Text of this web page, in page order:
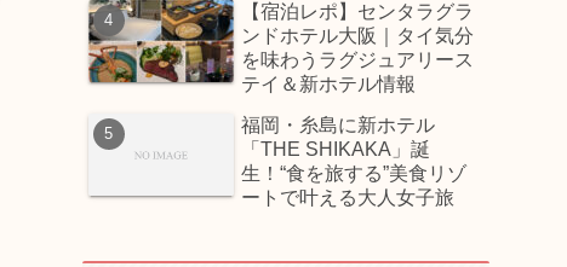
【宿泊レポ】センタラグラ
ンドホテル大阪｜タイ気分
を味わうラグジュアリース
テイ＆新ホテル情報
福岡・糸島に新ホテル
「THE SHIKAKA」誕
生！“食を旅する”美食リゾ
ートで叶える大人女子旅